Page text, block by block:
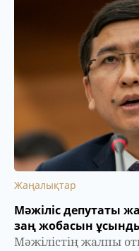
Жаңалықтар
Мәжіліс депутаты
заң жобасын
Мәжілістің жалпы